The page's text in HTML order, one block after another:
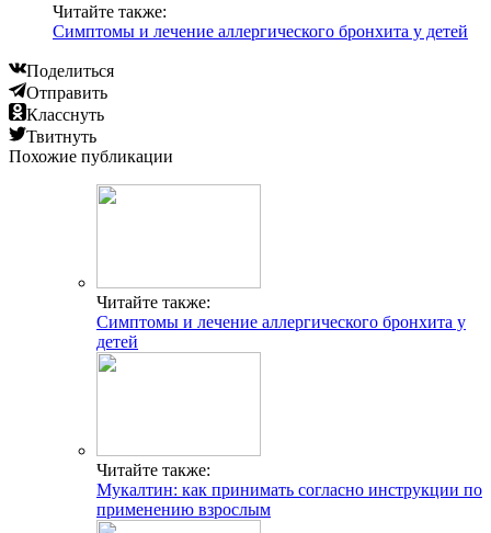
Читайте также:
Симптомы и лечение аллергического бронхита у детей
Поделиться
Отправить
Класснуть
Твитнуть
Похожие публикации
Читайте также:
Симптомы и лечение аллергического бронхита у
детей
Читайте также:
Мукалтин: как принимать согласно инструкции по
применению взрослым